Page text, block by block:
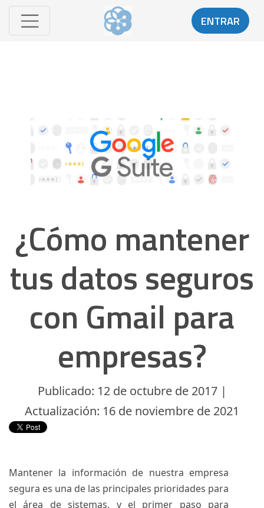
ENTRAR
¿Cómo mantener
tus datos seguros
con Gmail para
empresas?
Publicado: 12 de octubre de 2017 |
Actualización: 16 de noviembre de 2021
Mantener la información de nuestra empresa
segura es una de las principales prioridades para
el área de sistemas, y el primer paso para